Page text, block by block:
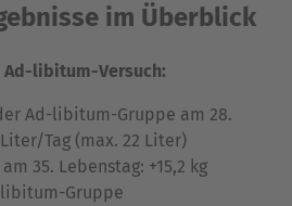
im Überblick
Ad-libitum-Versuch:
Ad-libitum-Gruppe am 28.
Tag (max. 22 Liter)
35. Lebenstag: +15,2 kg
Gruppe